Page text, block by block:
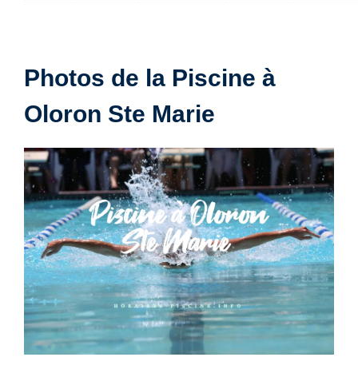
Photos de la Piscine à
Oloron Ste Marie